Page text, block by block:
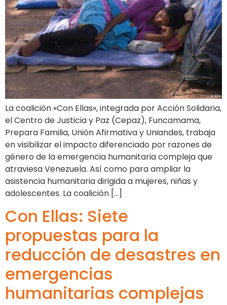
La coalición «Con Ellas», integrada por Acción Solidaria,
el Centro de Justicia y Paz (Cepaz), Funcamama,
Prepara Familia, Unión Afirmativa y Uniandes, trabaja
en visibilizar el impacto diferenciado por razones de
género de la emergencia humanitaria compleja que
atraviesa Venezuela. Así como para ampliar la
asistencia humanitaria dirigida a mujeres, niñas y
adolescentes. La coalición […]
Con Ellas: Siete
propuestas para la
reducción de desastres en
emergencias
humanitarias complejas